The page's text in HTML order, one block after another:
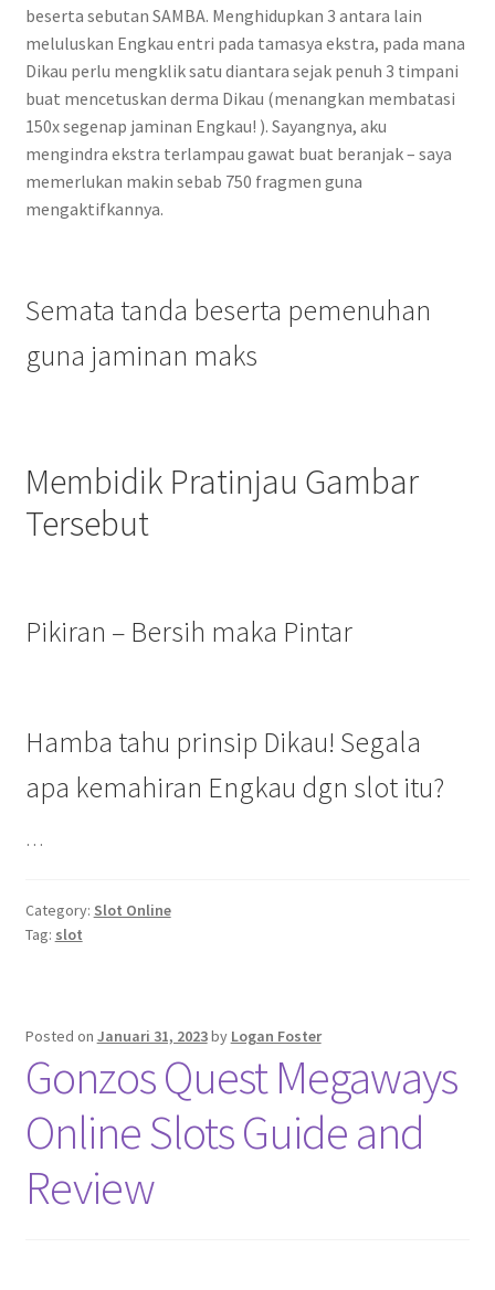
beserta sebutan SAMBA. Menghidupkan 3 antara lain
meluluskan Engkau entri pada tamasya ekstra, pada mana
Dikau perlu mengklik satu diantara sejak penuh 3 timpani
buat mencetuskan derma Dikau (menangkan membatasi
150x segenap jaminan Engkau! ). Sayangnya, aku
mengindra ekstra terlampau gawat buat beranjak – saya
memerlukan makin sebab 750 fragmen guna
mengaktifkannya.
Semata tanda beserta pemenuhan
guna jaminan maks
Membidik Pratinjau Gambar
Tersebut
Pikiran – Bersih maka Pintar
Hamba tahu prinsip Dikau! Segala
apa kemahiran Engkau dgn slot itu?
…
Category: Slot Online
Tag: slot
Posted on Januari 31, 2023by Logan Foster
Gonzos Quest Megaways
Online Slots Guide and
Review